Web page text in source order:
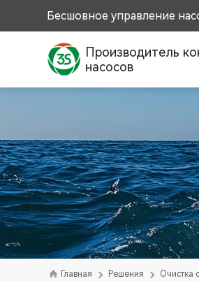
Бесшовное управление
Производитель
насосов
Главная Решения Очистка